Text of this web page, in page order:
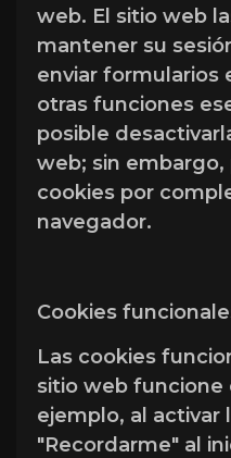
web. El sitio web
mantener su
enviar formularios
otras funciones
posible
web; sin
cookies por
navegador.
Cookies
Las cookies
sitio web funcione
ejemplo, al activar
"Recordarme" al